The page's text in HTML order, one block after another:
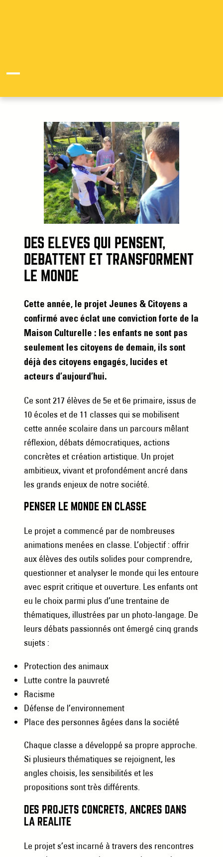
DES ÉLÈVES QUI PENSENT,
DÉBATTENT ET TRANSFORMENT
LE MONDE
Cette année, le projet Jeunes & Citoyens a
confirmé avec éclat une conviction forte de la
Maison Culturelle : les enfants ne sont pas
seulement les citoyens de demain, ils sont
déjà des citoyens engagés, lucides et
acteurs d’aujourd’hui.
Ce sont 217 élèves de 5e et 6e primaire, issus de
10 écoles et de 11 classes qui se mobilisent
cette année scolaire dans un parcours mêlant
réflexion, débats démocratiques, actions
concrètes et création artistique. Un projet
ambitieux, vivant et profondément ancré dans
les grands enjeux de notre société.
PENSER LE MONDE EN CLASSE
Le projet a commencé par de nombreuses
animations menées en classe. L’objectif : offrir
aux élèves des outils solides pour comprendre,
questionner et analyser le monde qui les entoure
avec esprit critique et ouverture. Les enfants ont
eu le choix parmi plus d’une trentaine de
thématiques, illustrées par un photo-langage. De
leurs débats passionnés ont émergé cinq grands
sujets :
Protection des animaux
Lutte contre la pauvreté
Racisme
Défense de l’environnement
Place des personnes âgées dans la société
Chaque classe a développé sa propre approche.
Si plusieurs thématiques se rejoignent, les
angles choisis, les sensibilités et les
propositions sont très différents.
DES PROJETS CONCRETS, ANCRÉS DANS
LA RÉALITÉ
Le projet s’est incarné à travers des rencontres